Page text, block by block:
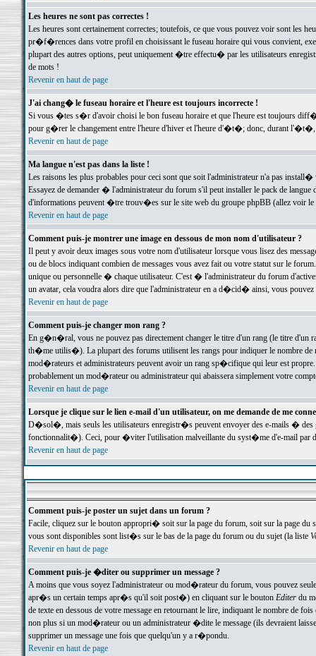
Les heures ne sont pas correctes !
Les heures sont certainement correctes; toutefois, ce que vous pouvez voir sont
pr�f�rences dans votre profil en choisissant le fuseau horaire qui vous convient,
plupart des autres options, peut uniquement �tre effectu� par les utilisateurs
de mots !
Revenir en haut de page
J'ai chang� le fuseau horaire et l'heure est toujours incorrecte !
Si vous �tes s�r d'avoir choisi le bon fuseau horaire et que l'heure est toujours
pour g�rer le changement entre l'heure d'hiver et l'heure d'�t�; donc, durant
Revenir en haut de page
Ma langue n'est pas dans la liste !
Les raisons les plus probables pour ceci sont que soit l'administrateur n'a pas
Essayez de demander � l'administrateur du forum s'il peut installer le pack de
d'informations peuvent �tre trouv�es sur le site web du groupe phpBB (allez voir le
Revenir en haut de page
Comment puis-je montrer une image en dessous de mon nom d'utilisateur ?
Il peut y avoir deux images sous votre nom d'utilisateur lorsque vous lisez des
ou de blocs indiquant combien de messages vous avez fait ou votre statut sur le
unique ou personnelle � chaque utilisateur. C'est � l'administrateur du forum
un avatar, cela voudra alors dire que l'administrateur en a d�cid� ainsi, vous
Revenir en haut de page
Comment puis-je changer mon rang ?
En g�n�ral, vous ne pouvez pas directement changer le titre d'un rang (le titre d'un
th�me utilis�). La plupart des forums utilisent les rangs pour indiquer le nombre de
mod�rateurs et administrateurs peuvent avoir un rang sp�cifique qui leur est
probablement un mod�rateur ou administrateur qui abaissera simplement votre
Revenir en haut de page
Lorsque je clique sur le lien e-mail d'un utilisateur, on me demande de me
D�sol�, mais seuls les utilisateurs enregistr�s peuvent envoyer des e-mails �
fonctionnalit�). Ceci, pour �viter l'utilisation malveillante du syst�me d'e-mail par
Revenir en haut de page
Comment puis-je poster un sujet dans un forum ?
Facile, cliquez sur le bouton appropri� soit sur la page du forum, soit sur la page du
vous sont disponibles sont list�s sur le bas de la page du forum ou du sujet (la liste
Revenir en haut de page
Comment puis-je �diter ou supprimer un message ?
A moins que vous soyez l'administrateur ou mod�rateur du forum, vous pouvez
apr�s un certain temps apr�s qu'il soit post�) en cliquant sur le bouton Editerdu
de texte en dessous de votre message en retournant le lire, indiquant le nombre
non plus si un mod�rateur ou un administrateur �dite le message (ils devraient
supprimer un message une fois que quelqu'un y a r�pondu.
Revenir en haut de page